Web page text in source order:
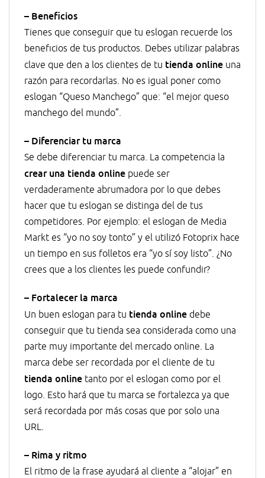
– Beneficios
Tienes que conseguir que tu eslogan recuerde los
beneficios de tus productos. Debes utilizar palabras
clave que den a los clientes de tu tienda online una
razón para recordarlas. No es igual poner como
eslogan “Queso Manchego” que: “el mejor queso
manchego del mundo”.
– Diferenciar tu marca
Se debe diferenciar tu marca. La competencia la
crear una tienda online puede ser
verdaderamente abrumadora por lo que debes
hacer que tu eslogan se distinga del de tus
competidores. Por ejemplo: el eslogan de Media
Markt es “yo no soy tonto” y el utilizó Fotoprix hace
un tiempo en sus folletos era “yo sí soy listo”. ¿No
crees que a los clientes les puede confundir?
– Fortalecer la marca
Un buen eslogan para tu tienda online debe
conseguir que tu tienda sea considerada como una
parte muy importante del mercado online. La
marca debe ser recordada por el cliente de tu
tienda online tanto por el eslogan como por el
logo. Esto hará que tu marca se fortalezca ya que
será recordada por más cosas que por solo una
URL.
– Rima y ritmo
El ritmo de la frase ayudará al cliente a “alojar” en